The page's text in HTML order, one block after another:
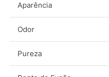
Aparência
Odor
Pureza